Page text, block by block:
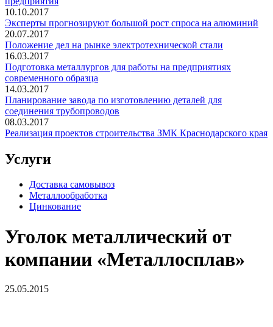
10.10.2017
Эксперты прогнозируют большой рост спроса на алюминий
20.07.2017
Положение дел на рынке электротехнической стали
16.03.2017
Подготовка металлургов для работы на предприятиях
современного образца
14.03.2017
Планирование завода по изготовлению деталей для
соединения трубопроводов
08.03.2017
Реализация проектов строительства ЗМК Краснодарского края
Услуги
Доставка самовывоз
Металлообработка
Цинкование
Уголок металлический от
компании «Металлосплав»
25.05.2015